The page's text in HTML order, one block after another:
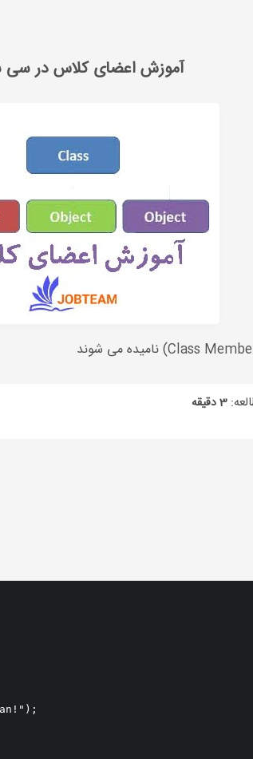
آموزش اعضای کلاس در سی
3 دقیقه